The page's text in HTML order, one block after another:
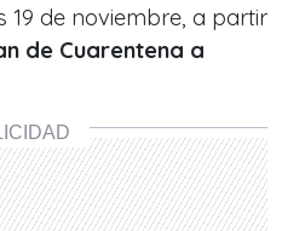
19 de noviembre, a partir
de Cuarentena a